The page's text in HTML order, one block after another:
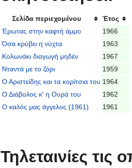
Σελίδα περιεχομένου
Έτος
Έρωτας στην καφτή άμμο
1966
Όσα κρύβει η νύχτα
1963
Κολωνάκι διαγωγή μηδέν
1967
Νταντά με το ζόρι
1959
Ο Αριστείδης και τα κορίτσια του 1964
Ο Διάβολος κ' η Ουρά του
1962
Ο καλός μας άγγελος (1961)
1961
Τηλεταινίες τις